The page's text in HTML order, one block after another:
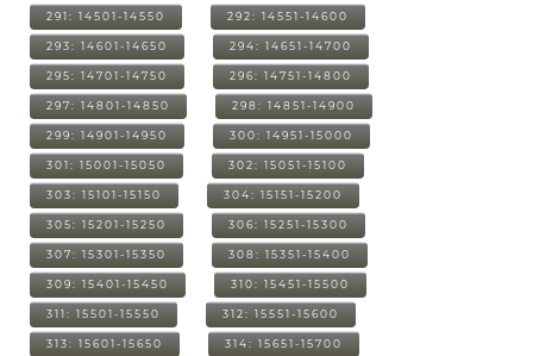
291: 14501-14550 292: 14551-14600
293: 14601-14650 294: 14651-14700
295: 14701-14750 296: 14751-14800
297: 14801-14850 298: 14851-14900
299: 14901-14950 300: 14951-15000
301: 15001-15050 302: 15051-15100
303: 15101-15150 304: 15151-15200
305: 15201-15250 306: 15251-15300
307: 15301-15350 308: 15351-15400
309: 15401-15450 310: 15451-15500
311: 15501-15550 312: 15551-15600
313: 15601-15650 314: 15651-15700